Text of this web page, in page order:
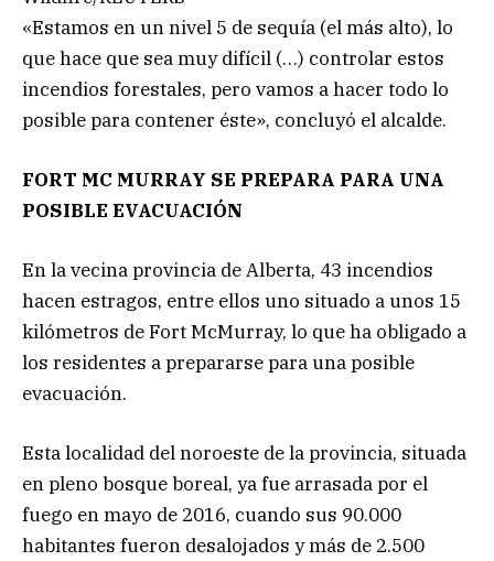
«Estamos en un nivel 5 de sequía (el más alto), lo
que hace que sea muy difícil (…) controlar estos
incendios forestales, pero vamos a hacer todo lo
posible para contener éste», concluyó el alcalde.
FORT MC MURRAY SE PREPARA PARA UNA
POSIBLE EVACUACIÓN
En la vecina provincia de Alberta, 43 incendios
hacen estragos, entre ellos uno situado a unos 15
kilómetros de Fort McMurray, lo que ha obligado a
los residentes a prepararse para una posible
evacuación.
Esta localidad del noroeste de la provincia, situada
en pleno bosque boreal, ya fue arrasada por el
fuego en mayo de 2016, cuando sus 90.000
habitantes fueron desalojados y más de 2.500